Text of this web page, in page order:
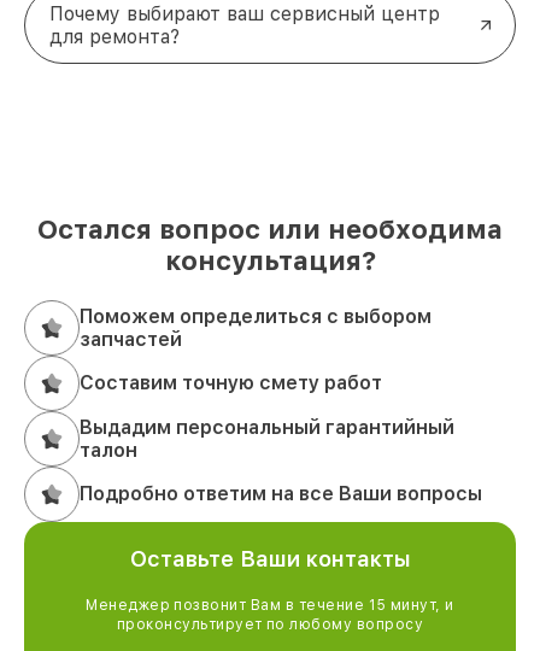
Почему выбирают ваш сервисный центр
для ремонта?
Остался вопрос или необходима
консультация?
Поможем определиться с выбором
запчастей
Составим точную смету работ
Выдадим персональный гарантийный
талон
Подробно ответим на все Ваши вопросы
Оставьте Ваши контакты
Менеджер позвонит Вам в течение 15 минут, и
проконсультирует по любому вопросу